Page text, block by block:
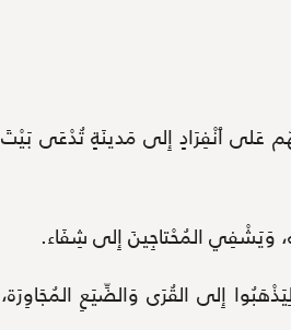
عَلى ٱنْفِرَادٍ إِلى مَدينَةٍ تُدْعَى بَيْتَ
وَيَشْفِي المُحْتاجِينَ إِلى شِفَاء.
إِلى القُرَى وَالضِّيَعِ المُجَاوِرَة،